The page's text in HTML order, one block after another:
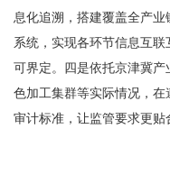
息化追溯，搭建覆盖全产
系统，实现各环节信息互
可界定。四是依托京津冀
色加工集群等实际情况，
审计标准，让监管要求更贴